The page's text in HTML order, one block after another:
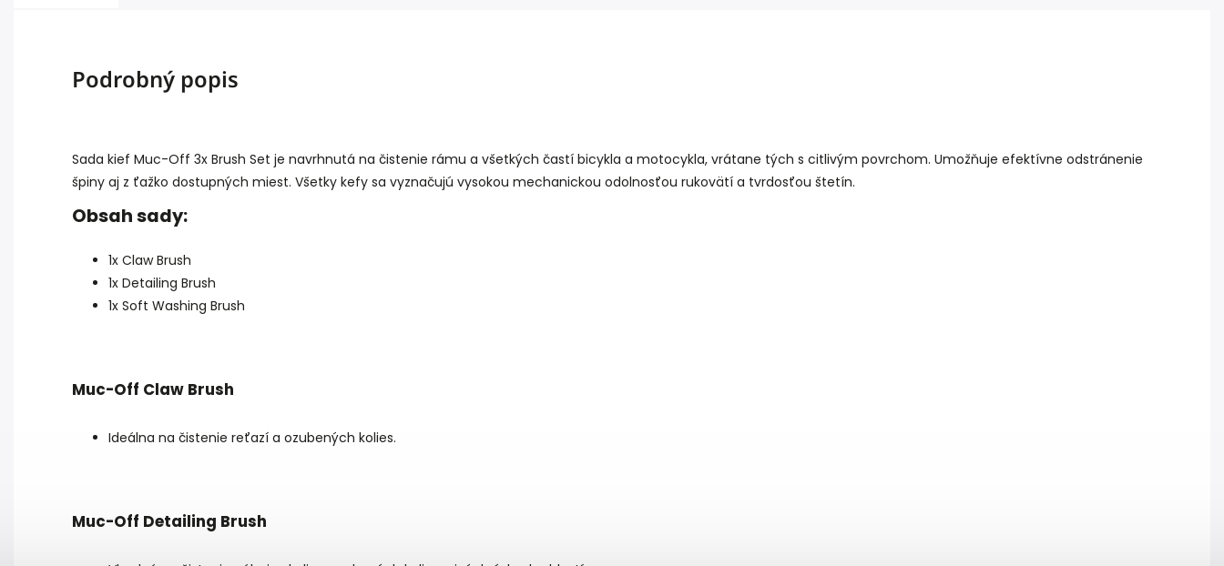
Podrobný popis
Sada kief Muc-Off 3x Brush Set je navrhnutá na čistenie rámu a všetkých častí bicykla a motocykla, vrátane tých s citlivým povrchom. Umožňuje efektívne odstránenie
špiny aj z ťažko dostupných miest. Všetky kefy sa vyznačujú vysokou mechanickou odolnosťou rukovätí a tvrdosťou štetín.
Obsah sady:
1x Claw Brush
1x Detailing Brush
1x Soft Washing Brush
Muc-Off Claw Brush
Ideálna na čistenie reťazí a ozubených kolies.
Muc-Off Detailing Brush